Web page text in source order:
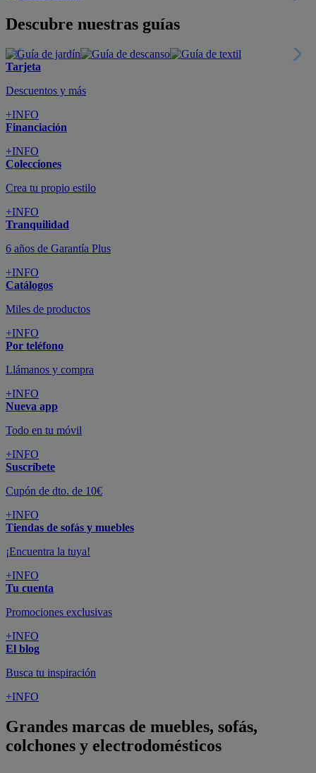
Descubre nuestras guías
Tarjeta
Descuentos y más
+INFO
Financiación
+INFO
Colecciones
Crea tu propio estilo
+INFO
Tranquilidad
6 años de Garantía Plus
+INFO
Catálogos
Miles de productos
+INFO
Por teléfono
Llámanos y compra
+INFO
Nueva app
Todo en tu móvil
+INFO
Suscríbete
Cupón de dto. de 10€
+INFO
Tiendas de sofás y muebles
¡Encuentra la tuya!
+INFO
Tu cuenta
Promociones exclusivas
+INFO
El blog
Busca tu inspiración
+INFO
Grandes marcas de muebles, sofás,
colchones y electrodomésticos